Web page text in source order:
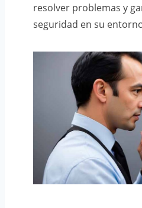
resolver problemas y
seguridad en su